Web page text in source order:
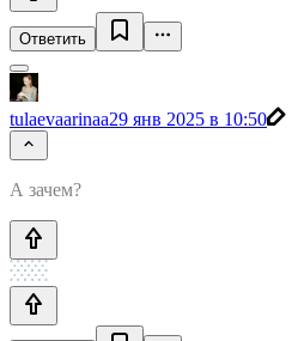
Ответить
tulaevaarinaa29 янв 2025 в 10:50
А зачем?